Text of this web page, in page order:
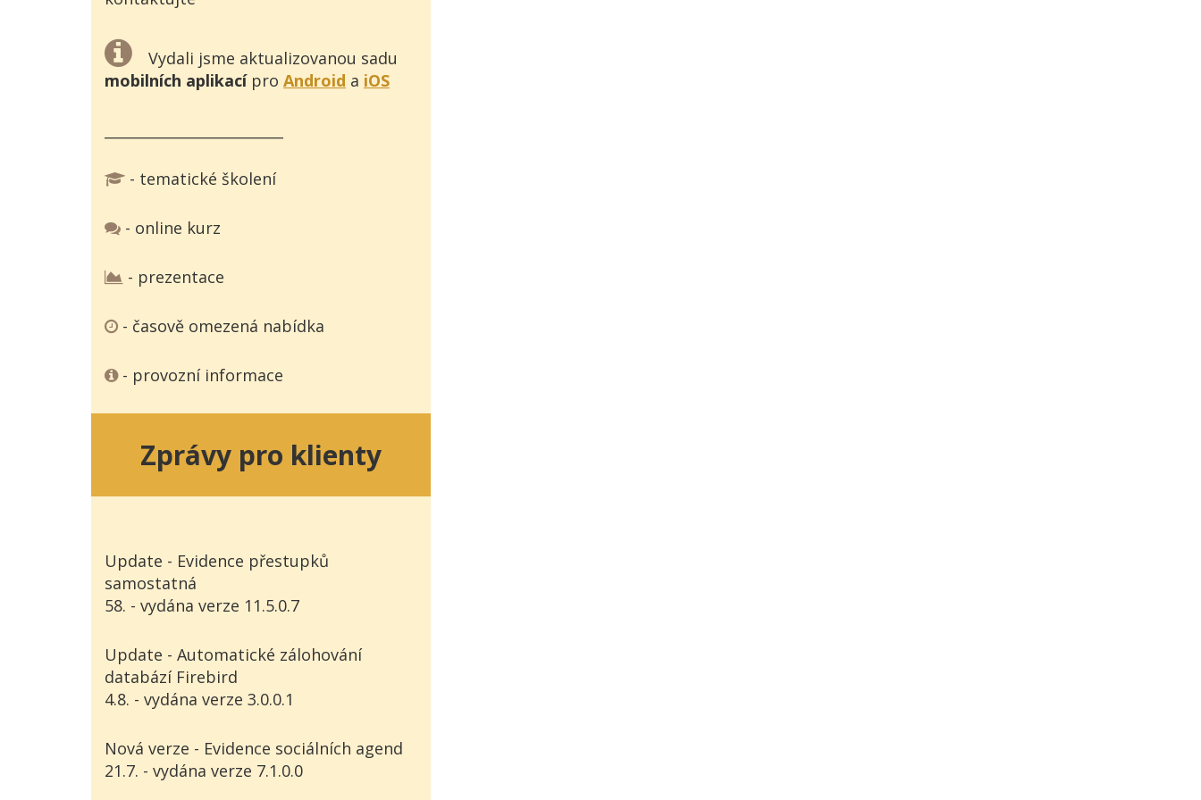
Vydali jsme aktualizovanou sadu
mobilních aplikacípro Android a iOS
- tematické školení
- online kurz
- prezentace
- časově omezená nabídka
- provozní informace
Zprávy pro klienty
Update - Evidence přestupků
samostatná
58. - vydána verze 11.5.0.7
Update - Automatické zálohování
databází Firebird
4.8. - vydána verze 3.0.0.1
Nová verze - Evidence sociálních agend
21.7. - vydána verze 7.1.0.0